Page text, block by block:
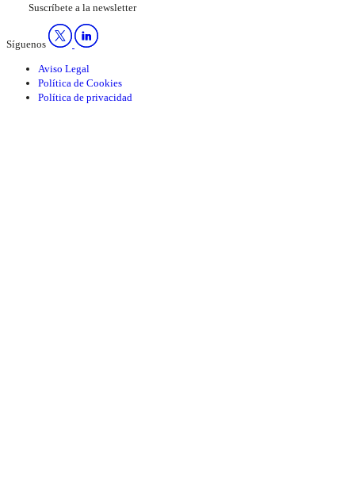
Suscríbete a la newsletter
Síguenos
Aviso Legal
Política de Cookies
Política de privacidad